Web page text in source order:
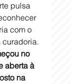
pulsa
com o
curadoria.
no
aberta à
na